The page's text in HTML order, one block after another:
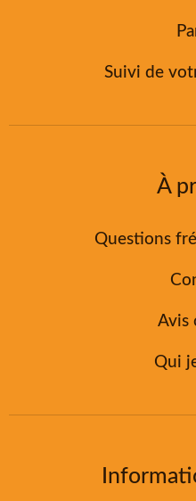
Suivi de
À
Questions
Avis
Qui